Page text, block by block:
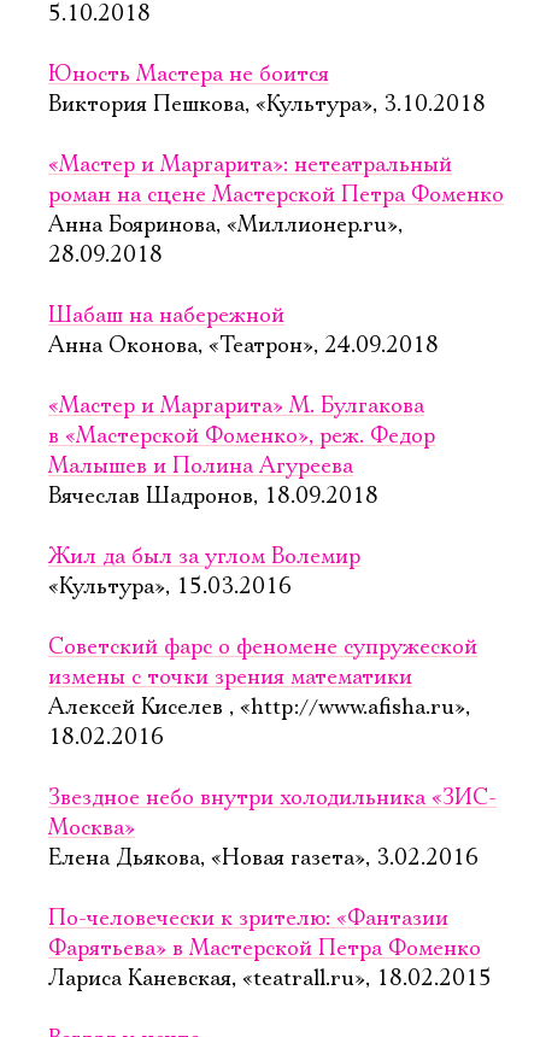
5.10.2018
Юность Мастера не боится
Виктория Пешкова, «Культура», 3.10.2018
«Мастер и Маргарита»: нетеатральный
роман на сцене Мастерской Петра Фоменко
Анна Бояринова, «Миллионер.ru»,
28.09.2018
Шабаш на набережной
Анна Оконова, «Театрон», 24.09.2018
«Мастер и Маргарита» М. Булгакова
в «Мастерской Фоменко», реж. Федор
Малышев и Полина Агуреева
Вячеслав Шадронов, 18.09.2018
Жил да был за углом Волемир
«Культура», 15.03.2016
Советский фарс о феномене супружеской
измены с точки зрения математики
Алексей Киселев , «http://www.afisha.ru»,
18.02.2016
Звездное небо внутри холодильника «ЗИС-
Москва»
Елена Дьякова, «Новая газета», 3.02.2016
По-человечески к зрителю: «Фантазии
Фарятьева» в Мастерской Петра Фоменко
Лариса Каневская, «teatrall.ru», 18.02.2015